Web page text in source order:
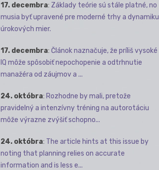
17. decembra: Základy teórie sú stále platné, no
musia byť upravené pre moderné trhy a dynamiku
úrokových mier.
17. decembra: Článok naznačuje, že príliš vysoké
IQ môže spôsobiť nepochopenie a odtrhnutie
manažéra od záujmov a ...
24. októbra: Rozhodne by mali, pretože
pravidelný a intenzívny tréning na autorotáciu
môže výrazne zvýšiť schopno...
24. októbra: The article hints at this issue by
noting that planning relies on accurate
information and is less e...